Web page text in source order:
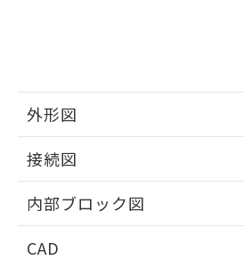
外形図
接続図
内部ブロック図
CAD